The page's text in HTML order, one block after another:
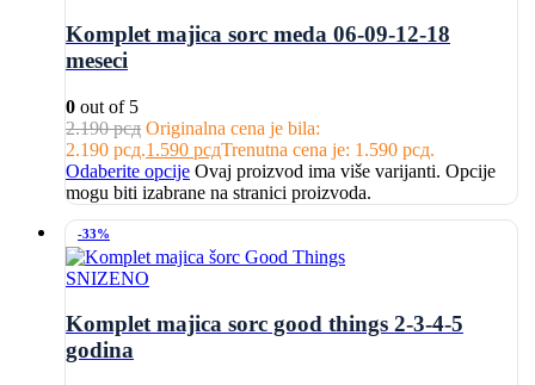
Komplet majica sorc meda 06-09-12-18
meseci
0 out of 5
2.190рсд Originalna cena je bila:
2.190 рсд.1.590 рсдTrenutna cena je: 1.590 рсд.
Odaberite opcije Ovaj proizvod ima više varijanti. Opcije
mogu biti izabrane na stranici proizvoda.
-33%
SNIZENO
Komplet majica sorc good things 2-3-4-5
godina